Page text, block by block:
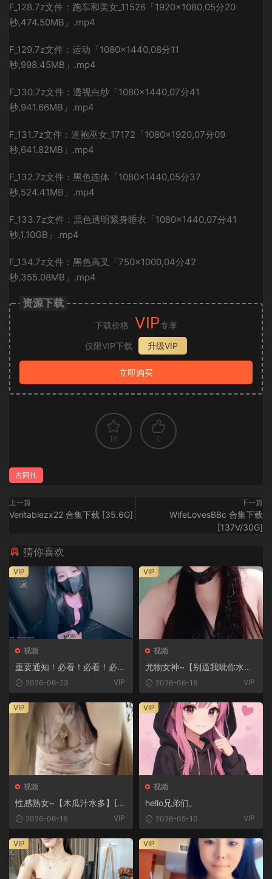
F_128.7z文件：跑车和美女_11526「1920×1080,05分20
秒,474.50MB」.mp4
F_129.7z文件：运动「1080×1440,08分11
秒,998.45MB」.mp4
F_130.7z文件：透视白纱「1080×1440,07分41
秒,941.66MB」.mp4
F_131.7z文件：道袍巫女_17172「1080×1920,07分09
秒,641.82MB」.mp4
F_132.7z文件：黑色连体「1080×1440,05分37
秒,524.41MB」.mp4
F_133.7z文件：黑色透明紧身睡衣「1080×1440,07分41
秒,1.10GB」.mp4
F_134.7z文件：黑色高叉「750×1000,04分42
秒,355.08MB」.mp4
资源下载
下载价格 VIP专享
仅限VIP下载
升级VIP
立即购买
10 0
古阿扎
上一篇
Veritablezx22 合集下载 [35.6G]
下一篇
WifeLovesBBc 合集下载
[137V/30G]
猜你喜欢
视频
重要通知！必看！必看！必
看！2026-06-23 VIP
VIP
视频
尤物女神~【别逼我呲你水】
[7V/9.3G]
2026-06-16 VIP
VIP
视频
性感熟女~【木瓜汁水多】[6
V/3.06G]
2026-06-16 VIP
VIP
视频
hello兄弟们。
2026-05-10 VIP
VIP
VIP VIP